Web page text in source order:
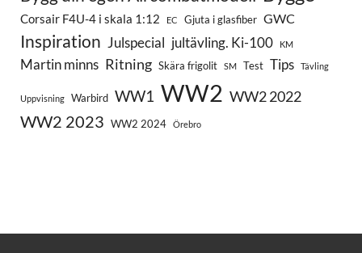
Corsair F4U-4 i skala 1:12 EC Gjuta i glasfiber GWC
Inspiration Julspecial jultävling. Ki-100 KM
Martin minns Ritning Skära frigolit SM Test Tips Tävling
Uppvisning Warbird WW1 WW2 WW2 2022
WW2 2023 WW2 2024 Örebro